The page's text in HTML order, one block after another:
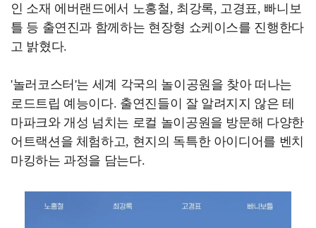
인 소재 에버랜드에서 노홍철, 최강록, 고경표, 빠니보
틀 등 출연진과 함께하는 현장형 쇼케이스를 진행한다
고 밝혔다.
'놀러코스터'는 세계 각국의 놀이공원을 찾아 떠나는
로드트립 예능이다. 출연진들이 잘 알려지지 않은 테
마파크와 개성 넘치는 로컬 놀이공원을 방문해 다양한
어트랙션을 체험하고, 현지의 독특한 아이디어를 벤치
마킹하는 과정을 담는다.